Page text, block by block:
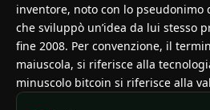
inventore, noto con lo pseudonimo
che sviluppò un’idea da lui stesso
fine 2008. Per convenzione, il
maiuscola, si riferisce alla
minuscolo bitcoin si riferisce alla